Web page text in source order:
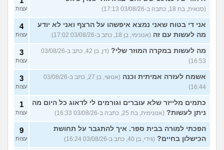
(סנאית, בת 18, כתבה ב-03/08/26 17:13) עצות
אני די בטוח שאני נמצא איפשהו על הרצף ואני לא יודע
מה לעשות עם זה (אנונימי, בן 18, כתב ב-03/08/26 17:02)
4
עצות
מה לעשות במקרה המוזר שלי?
(דן, בן 42, כתב ב-03/08/26
16:53)
3
עצות
אשמח לעזרה אמיתית וכנה
(אנושי, בן 27, כתב ב-03/08/26
16:44)
3
עצות
כתמים מלייזר שלא עוברים וגורמים לי לדאוג כל היום מה
ניתן לעשות? (אנונימית, בת 25, כתבה ב-03/08/26 16:33)
1
עצות
הפכתי למורה בבית ספר. איך להתגבר על תחושת
הכישלון בחיים? (גידי, בן 40, כתב ב-03/08/26 16:24)
9
עצות